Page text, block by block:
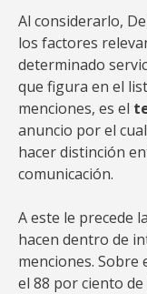
Al considerarlo,
los factores
determinado
que figura en el
menciones, es el
anuncio por el
hacer distinción
comunicación.
A este le precede
hacen dentro de
menciones. Sobre
el 88 por ciento